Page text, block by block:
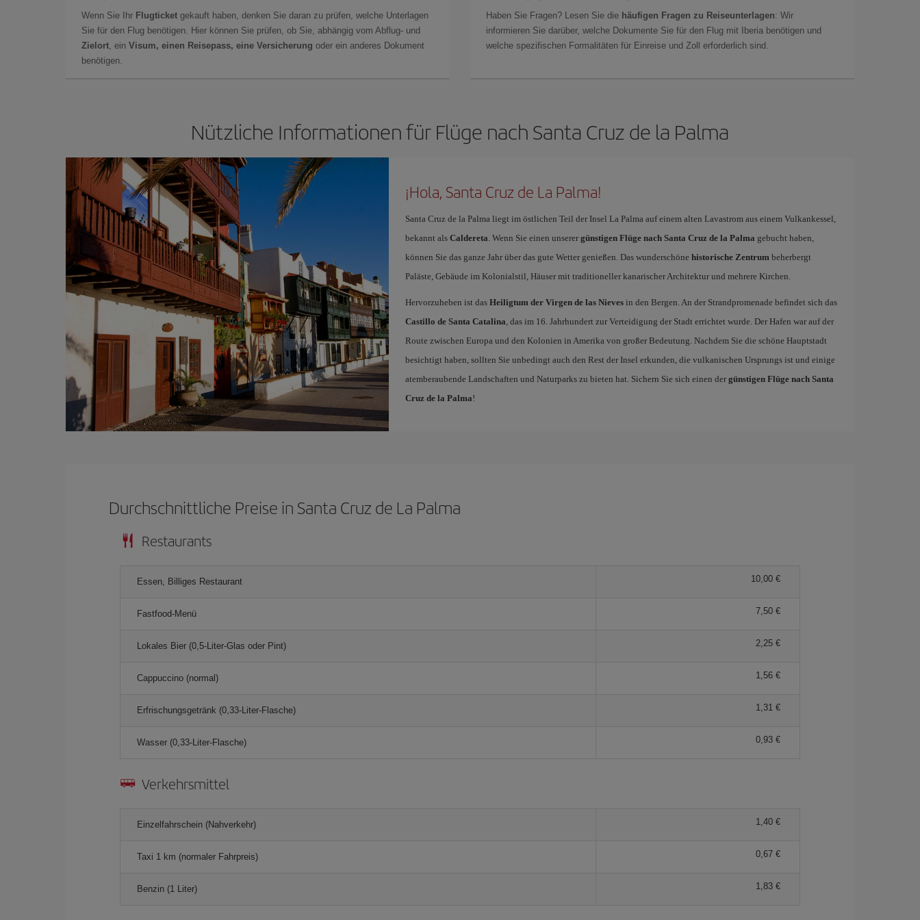
Wenn Sie Ihr Flugticket gekauft haben, denken Sie daran zu prüfen, welche Unterlagen
Sie für den Flug benötigen. Hier können Sie prüfen, ob Sie, abhängig vom Abflug- und
Zielort , ein Visum, einen Reisepass, eine Versicherung oder ein anderes Dokument
benötigen.
Haben Sie Fragen? Lesen Sie die häufigen Fragen zu Reiseunterlagen: Wir
informieren Sie darüber, welche Dokumente Sie für den Flug mit Iberia benötigen und
welche spezifischen Formalitäten für Einreise und Zoll erforderlich sind.
Nützliche Informationen für Flüge nach Santa Cruz de la Palma
¡Hola, Santa Cruz de La Palma!
Santa Cruz de la Palma liegt im östlichen Teil der Insel La Palma auf einem alten Lavastrom aus einem Vulkankessel,
bekannt als Caldereta . Wenn Sie einen unserer günstigen Flüge nach Santa Cruz de la Palma gebucht haben,
können Sie das ganze Jahr über das gute Wetter genießen. Das wunderschöne historische Zentrum beherbergt
Paläste, Gebäude im Kolonialstil, Häuser mit traditioneller kanarischer Architektur und mehrere Kirchen.
Hervorzuheben ist das Heiligtum der Virgen de las Nievesin den Bergen. An der Strandpromenade befindet sich das
Castillo de Santa Catalina , das im 16. Jahrhundert zur Verteidigung der Stadt errichtet wurde. Der Hafen war auf der
Route zwischen Europa und den Kolonien in Amerika von großer Bedeutung. Nachdem Sie die schöne Hauptstadt
besichtigt haben, sollten Sie unbedingt auch den Rest der Insel erkunden, die vulkanischen Ursprungs ist und einige
atemberaubende Landschaften und Naturparks zu bieten hat. Sichern Sie sich einen der günstigen Flüge nach Santa
Cruz de la Palma!
Durchschnittliche Preise in Santa Cruz de La Palma
Restaurants
Essen, Billiges Restaurant 10,00 €
Fastfood-Menü 7,50 €
Lokales Bier (0,5-Liter-Glas oder Pint) 2,25 €
Cappuccino (normal) 1,56 €
Erfrischungsgetränk (0,33-Liter-Flasche) 1,31 €
Wasser (0,33-Liter-Flasche) 0,93 €
Verkehrsmittel
Einzelfahrschein (Nahverkehr) 1,40 €
Taxi 1 km (normaler Fahrpreis) 0,67 €
Benzin (1 Liter) 1,83 €